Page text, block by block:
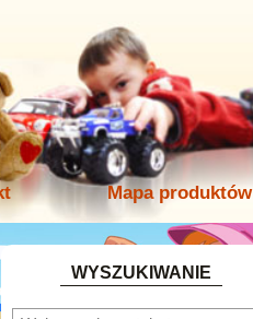
Mapa produktów
WYSZUKIWANIE